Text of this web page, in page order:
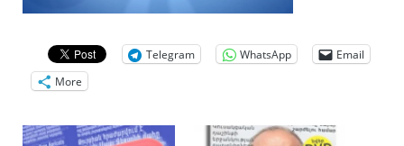
Telegram WhatsApp
Email
More